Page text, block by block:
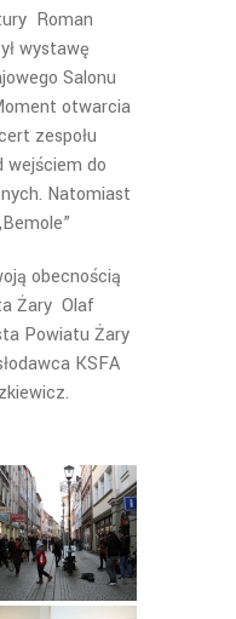
Roman
wystawę
Salonu
otwarcia
zespołu
wejściem do
Natomiast
obecnością
Żary Olaf
Powiatu Żary
KSFA